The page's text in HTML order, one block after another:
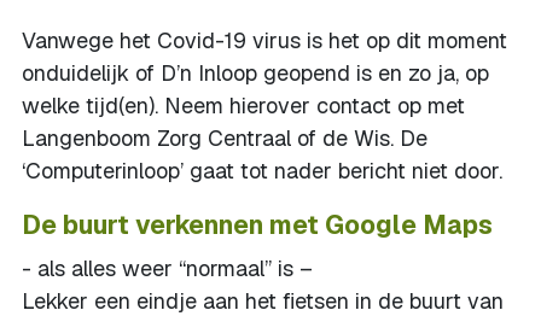
Vanwege het Covid-19 virus is het op dit moment
onduidelijk of D’n Inloop geopend is en zo ja, op
welke tijd(en). Neem hierover contact op met
Langenboom Zorg Centraal of de Wis. De
‘Computerinloop’ gaat tot nader bericht niet door.
De buurt verkennen met Google Maps
- als alles weer “normaal” is –
Lekker een eindje aan het fietsen in de buurt van